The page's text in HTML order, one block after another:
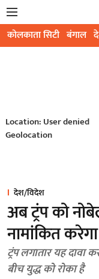
कोलकाता सिटी बंगाल
Location: User denied
Geolocation
देश/विदेश
अब ट्रंप को
नामांकित
ट्रंप लगातार यह दावा
बीच युद्ध को रोका है